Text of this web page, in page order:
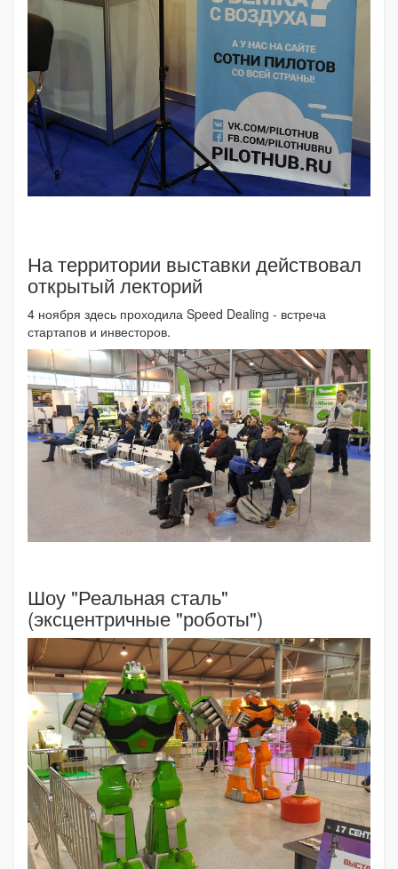
На территории выставки действовал
открытый лекторий
4 ноября здесь проходила Speed Dealing - встреча
стартапов и инвесторов.
Шоу "Реальная сталь"
(эксцентричные "роботы")